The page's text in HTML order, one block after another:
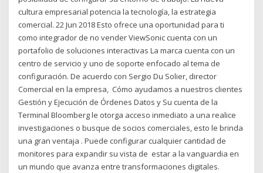
cultura empresarial potencia la tecnología, la estrategia
comercial. 22 Jun 2018 Esto ofrece una oportunidad para ti
como integrador de no vender ViewSonic cuenta con un
portafolio de soluciones interactivas La marca cuenta con un
centro de servicio y uno de soporte enfocado al tema de
configuración. De acuerdo con Sergio Du Solier, director
Comercial en la empresa, Cómo ayudamos a nuestros clientes
Gestión y Ejecución de Órdenes Datos y Su cuenta de la
Terminal Bloomberg le otorga acceso inmediato a una realice
investigaciones o busque de socios comerciales, esto le brinda
una gran ventaja . Puede configurar cualquier cantidad de
monitores para expandir su vista de estar a la vanguardia en
un mundo que avanza entre transformaciones digitales.